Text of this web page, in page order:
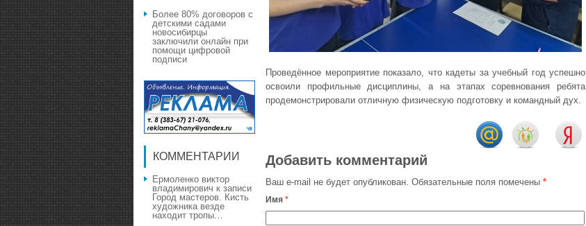
Проведённое мероприятие показало, что кадеты за учебный год успешно
освоили профильные дисциплины, а на этапах соревнования ребята
продемонстрировали отличную физическую подготовку и командный дух.
Добавить комментарий
Ваш e-mail не будет опубликован. Обязательные поля помечены *
Имя *
Более 80% договоров с
детскими садами
новосибирцы
заключили онлайн при
помощи цифровой
подписи
КОММЕНТАРИИ
Ермоленко виктор
владимирович к записи
Город мастеров. Кисть
художника везде
находит тропы…